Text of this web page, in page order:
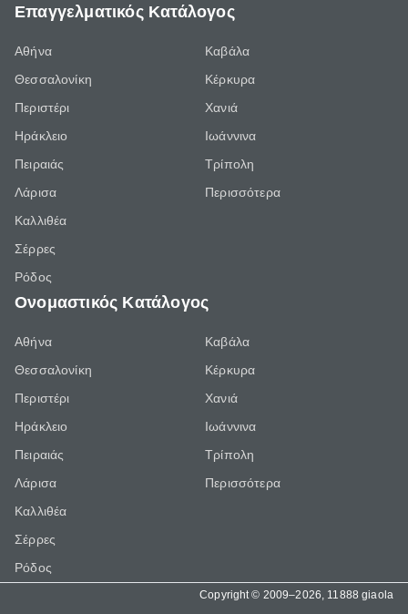
Επαγγελματικός Κατάλογος
Αθήνα
Θεσσαλονίκη
Περιστέρι
Ηράκλειο
Πειραιάς
Λάρισα
Καλλιθέα
Σέρρες
Ρόδος
Καβάλα
Κέρκυρα
Χανιά
Ιωάννινα
Τρίπολη
Περισσότερα
Ονομαστικός Κατάλογος
Αθήνα
Θεσσαλονίκη
Περιστέρι
Ηράκλειο
Πειραιάς
Λάρισα
Καλλιθέα
Σέρρες
Ρόδος
Καβάλα
Κέρκυρα
Χανιά
Ιωάννινα
Τρίπολη
Περισσότερα
Copyright © 2009–2026, 11888 giaola